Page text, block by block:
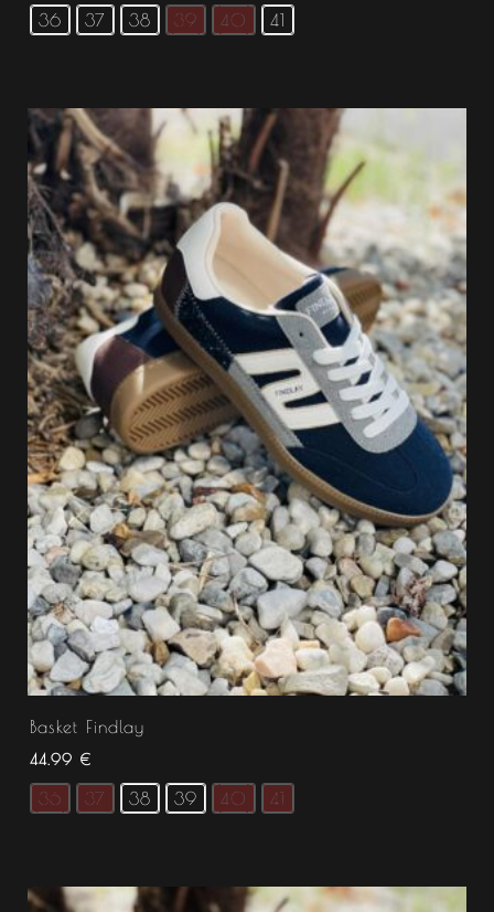
36 37 38 39 40 41
Basket Findlay
44.99 €
36 37 38 39 40 41